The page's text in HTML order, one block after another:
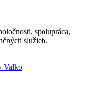
spolupráca,
služieb.
Valko